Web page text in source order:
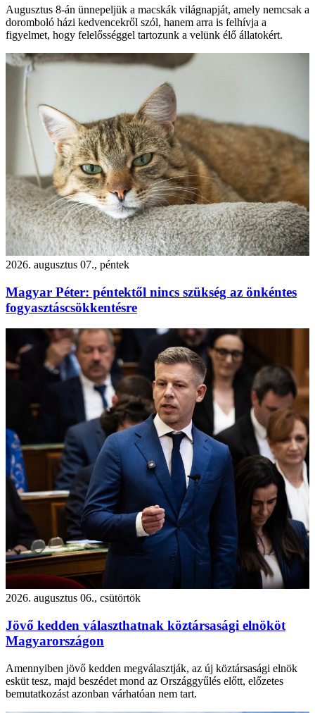
Augusztus 8-án ünnepeljük a macskák világnapját, amely nemcsak a
doromboló házi kedvencekről szól, hanem arra is felhívja a
figyelmet, hogy felelősséggel tartozunk a velünk élő állatokért.
2026. augusztus 07., péntek
Magyar Péter: péntektől nincs szükség az önkéntes
fogyasztáscsökkentésre
2026. augusztus 06., csütörtök
Jövő kedden választhatnak köztársasági elnököt
Magyarországon
Amennyiben jövő kedden megválasztják, az új köztársasági elnök
esküt tesz, majd beszédet mond az Országgyűlés előtt, előzetes
bemutatkozást azonban várhatóan nem tart.